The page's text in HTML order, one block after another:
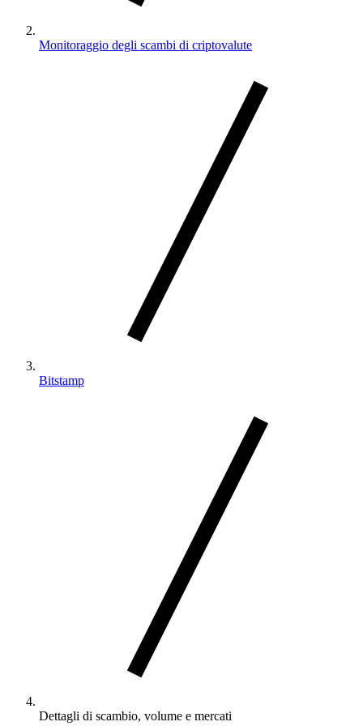
Monitoraggio degli scambi di criptovalute
Bitstamp
Dettagli di scambio, volume e mercati